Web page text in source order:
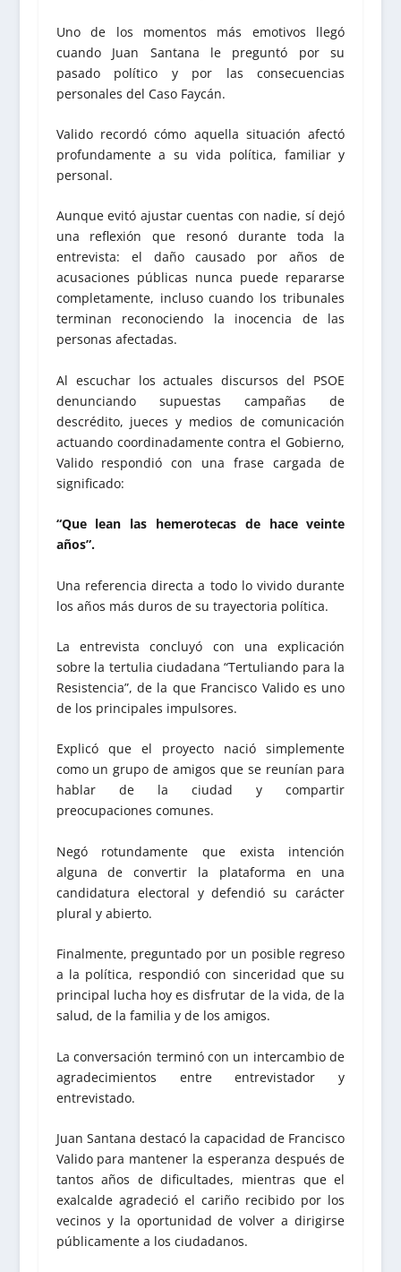
Uno de los momentos más emotivos llegó
cuando Juan Santana le preguntó por su
pasado político y por las consecuencias
personales del Caso Faycán.
Valido recordó cómo aquella situación afectó
profundamente a su vida política, familiar y
personal.
Aunque evitó ajustar cuentas con nadie, sí dejó
una reflexión que resonó durante toda la
entrevista: el daño causado por años de
acusaciones públicas nunca puede repararse
completamente, incluso cuando los tribunales
terminan reconociendo la inocencia de las
personas afectadas.
Al escuchar los actuales discursos del PSOE
denunciando supuestas campañas de
descrédito, jueces y medios de comunicación
actuando coordinadamente contra el Gobierno,
Valido respondió con una frase cargada de
significado:
“Que lean las hemerotecas de hace veinte
años”.
Una referencia directa a todo lo vivido durante
los años más duros de su trayectoria política.
La entrevista concluyó con una explicación
sobre la tertulia ciudadana “Tertuliando para la
Resistencia”, de la que Francisco Valido es uno
de los principales impulsores.
Explicó que el proyecto nació simplemente
como un grupo de amigos que se reunían para
hablar de la ciudad y compartir
preocupaciones comunes.
Negó rotundamente que exista intención
alguna de convertir la plataforma en una
candidatura electoral y defendió su carácter
plural y abierto.
Finalmente, preguntado por un posible regreso
a la política, respondió con sinceridad que su
principal lucha hoy es disfrutar de la vida, de la
salud, de la familia y de los amigos.
La conversación terminó con un intercambio de
agradecimientos entre entrevistador y
entrevistado.
Juan Santana destacó la capacidad de Francisco
Valido para mantener la esperanza después de
tantos años de dificultades, mientras que el
exalcalde agradeció el cariño recibido por los
vecinos y la oportunidad de volver a dirigirse
públicamente a los ciudadanos.